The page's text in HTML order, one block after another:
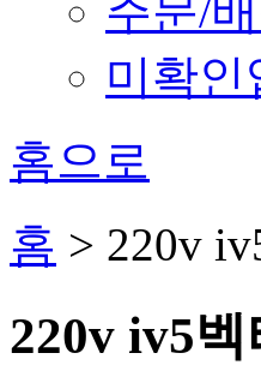
주문/
미확인
홈으로
홈 > 220v
220v iv5벡